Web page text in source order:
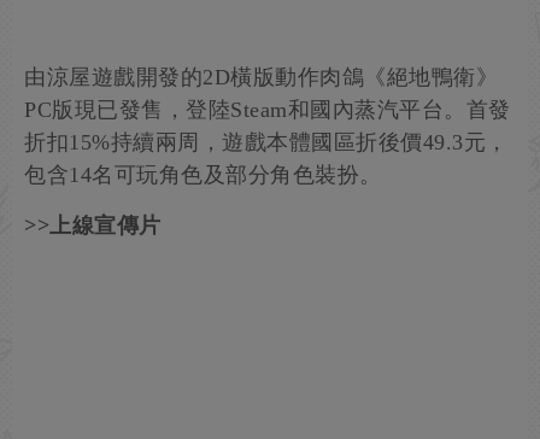
由涼屋遊戲開發的2D橫版動作肉鴿《絕地鴨衛》
PC版現已發售，登陸Steam和國內蒸汽平台。首發
折扣15%持續兩周，遊戲本體國區折後價49.3元，
包含14名可玩角色及部分角色裝扮。
>>上線宣傳片